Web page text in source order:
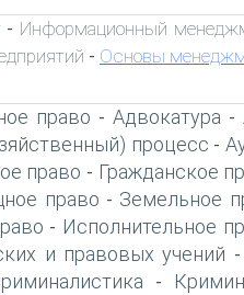
- Информационный
- Основы
право - Адвокатура -
процесс -
право - Гражданское
право - Земельное
- Исполнительное
и правовых учений -
-